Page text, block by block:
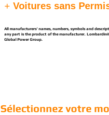
+ Voitures sans
All manufacturers’ names, numbers, symbols and
any part is the product of the manufacturer.
Global Power Group.
Sélectionnez votre